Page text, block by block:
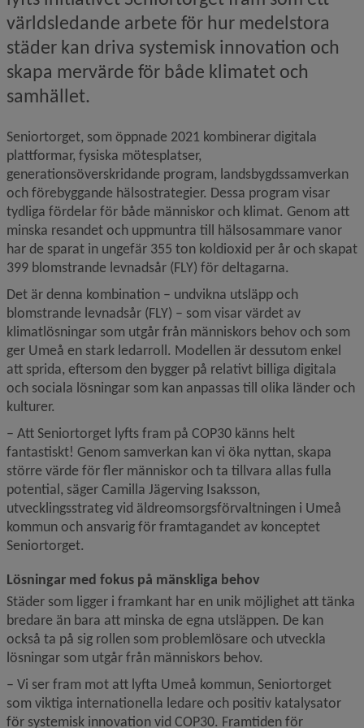
världsledande arbete för hur medelstora
städer kan driva systemisk innovation och
skapa mervärde för både klimatet och
samhället.
Seniortorget, som öppnade 2021 kombinerar digitala
plattformar, fysiska mötesplatser,
generationsöverskridande program, landsbygdssamverkan
och förebyggande hälsostrategier. Dessa program visar
tydliga fördelar för både människor och klimat. Genom att
minska resandet och uppmuntra till hälsosammare vanor
har de sparat in ungefär 355 ton koldioxid per år och skapat
399 blomstrande levnadsår (FLY) för deltagarna.
Det är denna kombination – undvikna utsläpp och
blomstrande levnadsår (FLY) – som visar värdet av
klimatlösningar som utgår från människors behov och som
ger Umeå en stark ledarroll. Modellen är dessutom enkel
att sprida, eftersom den bygger på relativt billiga digitala
och sociala lösningar som kan anpassas till olika länder och
kulturer.
– Att Seniortorget lyfts fram på COP30 känns helt
fantastiskt! Genom samverkan kan vi öka nyttan, skapa
större värde för fler människor och ta tillvara allas fulla
potential, säger Camilla Jägerving Isaksson,
utvecklingsstrateg vid äldreomsorgsförvaltningen i Umeå
kommun och ansvarig för framtagandet av konceptet
Seniortorget.
Lösningar med fokus på mänskliga behov
Städer som ligger i framkant har en unik möjlighet att tänka
bredare än bara att minska de egna utsläppen. De kan
också ta på sig rollen som problemlösare och utveckla
lösningar som utgår från människors behov.
– Vi ser fram mot att lyfta Umeå kommun, Seniortorget
som viktiga internationella ledare och positiv katalysator
för systemisk innovation vid COP30. Framtiden för